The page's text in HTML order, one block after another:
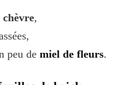
chèvre,
peu de miel de fleurs.